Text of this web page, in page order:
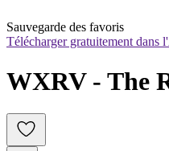
Sauvegarde des favoris
Télécharger gratuitement dans
WXRV - The